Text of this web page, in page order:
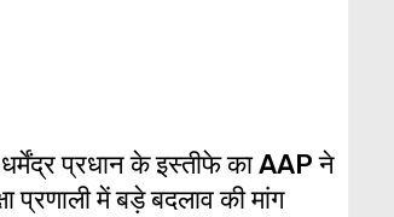
प्रधान के इस्तीफे का AAP ने
प्रणाली में बड़े बदलाव की मांग